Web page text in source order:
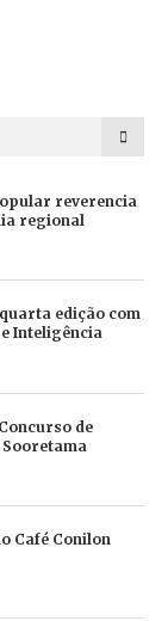
reverencia
regional
edição com
Inteligência
de
Sooretama
Café Conilon